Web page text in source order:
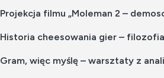
Projekcja filmu „Moleman 2 –
Historia cheesowania gier –
Gram, więc myślę – warsztaty z